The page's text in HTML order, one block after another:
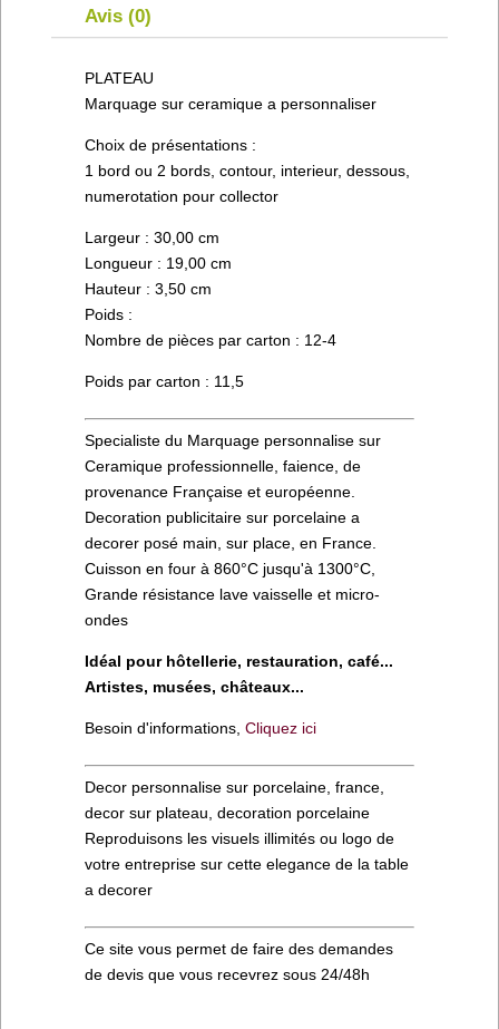
Avis (0)
PLATEAU
Marquage sur ceramique a personnaliser
Choix de présentations :
1 bord ou 2 bords, contour, interieur, dessous,
numerotation pour collector
Largeur : 30,00 cm
Longueur : 19,00 cm
Hauteur : 3,50 cm
Poids :
Nombre de pièces par carton : 12-4
Poids par carton : 11,5
Specialiste du Marquage personnalise sur
Ceramique professionnelle, faience, de
provenance Française et européenne.
Decoration publicitaire sur porcelaine a
decorer posé main, sur place, en France.
Cuisson en four à 860°C jusqu'à 1300°C,
Grande résistance lave vaisselle et micro-
ondes
Idéal pour hôtellerie, restauration, café...
Artistes, musées, châteaux...
Besoin d'informations, Cliquez ici
Decor personnalise sur porcelaine, france,
decor sur plateau, decoration porcelaine
Reproduisons les visuels illimités ou logo de
votre entreprise sur cette elegance de la table
a decorer
Ce site vous permet de faire des demandes
de devis que vous recevrez sous 24/48h